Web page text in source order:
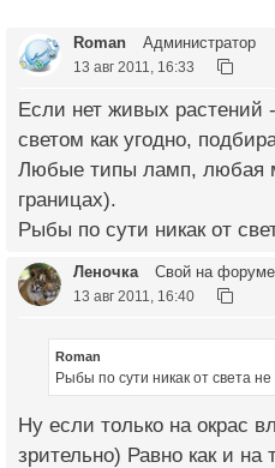
Roman Администратор
13 авг 2011, 16:33
Если нет живых растений
светом как угодно,
Любые типы ламп, любая
границах).
Рыбы по сути никак от
Леночка Свой на форуме
13 авг 2011, 16:40
Roman
Рыбы по сути никак от света не
Ну если только на окрас
зрительно) Равно как и на